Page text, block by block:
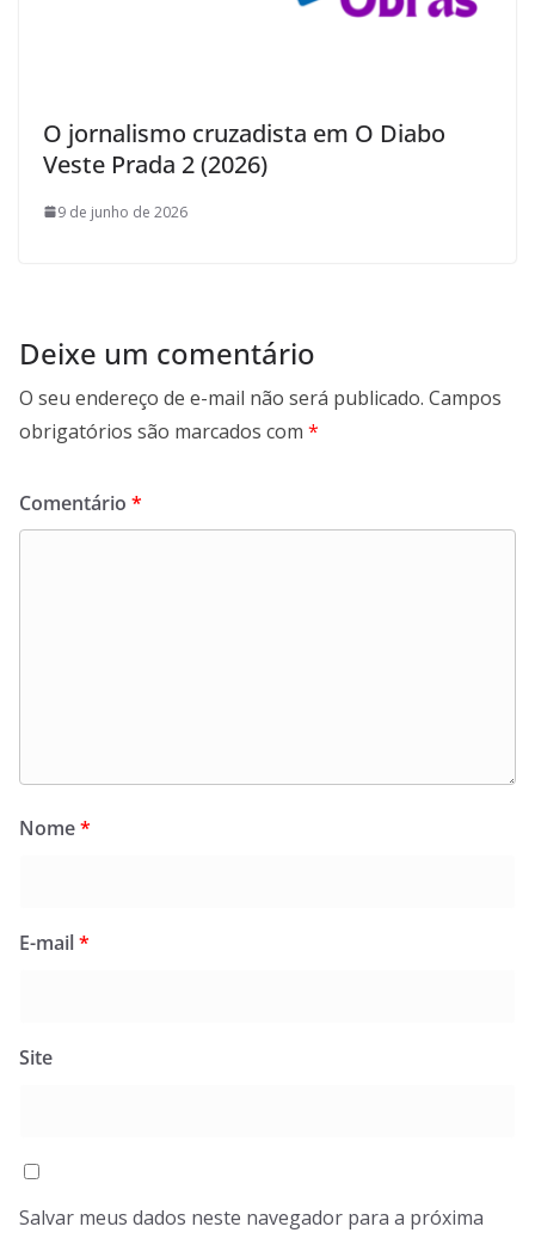
O jornalismo cruzadista em O Diabo
Veste Prada 2 (2026)
9 de junho de 2026
Deixe um comentário
O seu endereço de e-mail não será publicado. Campos
obrigatórios são marcados com *
Comentário *
Nome*
E-mail*
Site
Salvar meus dados neste navegador para a próxima